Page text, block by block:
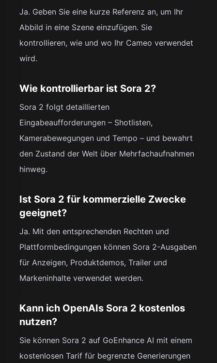
Ja. Geben Sie eine kurze Referenz an, um Ihr
Abbild in eine Szene einzufügen. Sie
kontrollieren, wie und wo Ihr Cameo verwendet
wird.
Wie kontrollierbar ist Sora 2?
Sora 2 folgt detaillierten
Eingabeaufforderungen – Shotlisten,
Kamerabewegungen und Tempo – und bewahrt
den Zustand der Welt über Mehrfachaufnahmen
hinweg.
Ist Sora 2 für kommerzielle Zwecke
geeignet?
Ja. Mit den entsprechenden Rechten und
Plattformbedingungen können Sora 2-Ausgaben
für Anzeigen, Produktdemos, Trailer und
Markeninhalte verwendet werden.
Kann ich OpenAIs Sora 2 kostenlos
nutzen?
Sie können Sora 2 auf GoEnhance AI mit einem
kostenlosen Tarif für begrenzte Generierungen